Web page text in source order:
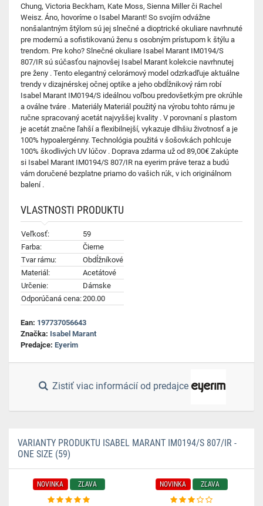
Chung, Victoria Beckham, Kate Moss, Sienna Miller či Rachel
Weisz. Áno, hovoríme o Isabel Marant! So svojím odvážne
nonšalantným štýlom sú jej slnečné a dioptrické okuliare navrhnuté
pre modernú a sofistikovanú ženu s osobným prístupom k štýlu a
trendom. Pre koho? Slnečné okuliare Isabel Marant IM0194/S
807/IR sú súčasťou najnovšej Isabel Marant kolekcie navrhnutej
pre ženy . Tento elegantný celorámový model odzrkadľuje aktuálne
trendy v dizajnérskej očnej optike a jeho obdĺžnikový rám robí
Isabel Marant IM0194/S ideálnou voľbou predovšetkým pre okrúhle
a oválne tváre . Materiály Materiál použitý na výrobu tohto rámu je
ručne spracovaný acetát najvyššej kvality . V porovnaní s plastom
je acetát značne ľahší a flexibilnejší, vykazuje dlhšiu životnosť a je
100% hypoalergénny. Technológia použitá v šošovkách pohlcuje
100% škodlivých UV lúčov . Doprava zdarma už od 89,00€ Zakúpte
si Isabel Marant IM0194/S 807/IR na eyerim práve teraz a budú
vám doručené bezplatne priamo do vašich rúk, v ich originálnom
balení .
VLASTNOSTI PRODUKTU
Veľkosť:
59
Farba:
Čierne
Tvar rámu:
Obdĺžníkové
Materiál:
Acetátové
Určenie:
Dámske
Odporúčaná cena:200.00
Ean: 197737056643
Značka: Isabel Marant
Predajce: Eyerim
Zistiť viac informácií od predajce
VARIANTY PRODUKTU ISABEL MARANT IM0194/S 807/IR -
ONE SIZE (59)
NOVINKA ZĽAVA NOVINKA ZĽAVA